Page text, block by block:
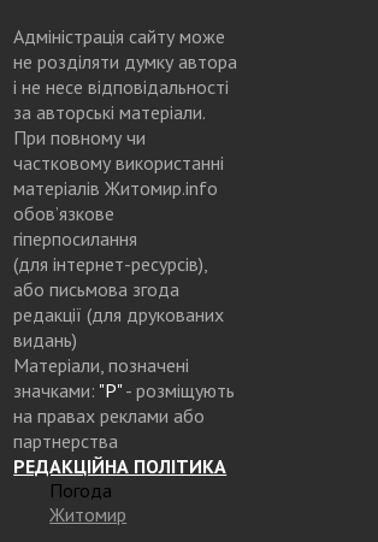
Адміністрація сайту може
не розділяти думку автора
і не несе відповідальності
за авторські матеріали.
При повному чи
частковому використанні
матеріалів Житомир.info
обов’язкове
гіперпосилання
(для інтернет-ресурсів),
або письмова згода
редакції (для друкованих
видань)
Матеріали, позначені
значками: "Р"- розміщують
на правах реклами або
партнерства
РЕДАКЦІЙНА ПОЛІТИКА
Погода
Житомир